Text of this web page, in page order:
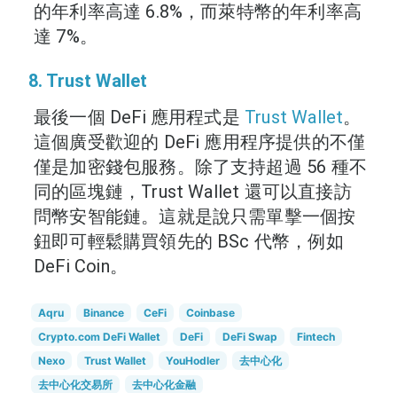
的年利率高達 6.8%，而萊特幣的年利率高
達 7%。
8. Trust Wallet
最後一個 DeFi 應用程式是 Trust Wallet。
這個廣受歡迎的 DeFi 應用程序提供的不僅
僅是加密錢包服務。除了支持超過 56 種不
同的區塊鏈，Trust Wallet 還可以直接訪
問幣安智能鏈。這就是說只需單擊一個按
鈕即可輕鬆購買領先的 BSc 代幣，例如
DeFi Coin。
Aqru Binance CeFi
Coinbase
Crypto.com DeFi Wallet
DeFi DeFi Swap
Fintech
Nexo
Trust Wallet YouHodler
去中心化
去中心化交易所
去中心化金融